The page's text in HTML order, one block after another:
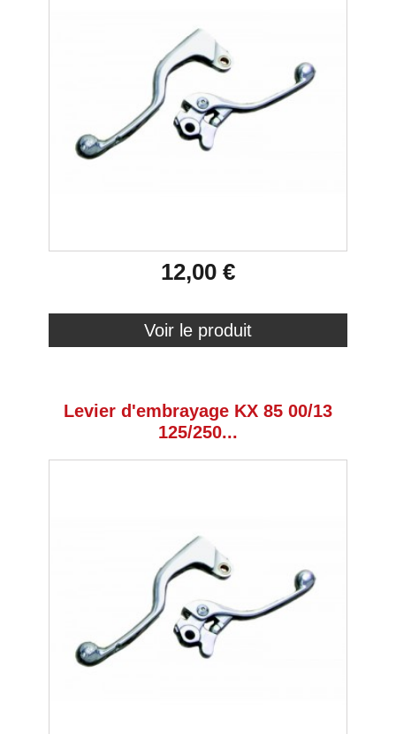
12,00 €
Voir le produit
Levier d'embrayage KX 85 00/13
125/250...